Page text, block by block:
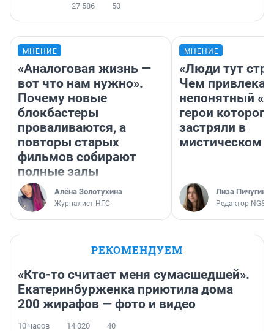
27 586 50
МНЕНИЕ
«Аналоговая жизнь —
вот что нам нужно».
Почему новые
блокбастеры
проваливаются, а
повторы старых
фильмов собирают
полные залы
Алёна Золотухина
Журналист НГС
МНЕНИЕ
«Люди тут
Чем
непонятный
герои которого
застряли в
мистическом
Лиза Пичугина
Редактор
РЕКОМЕНДУЕМ
«Кто-то считает меня сумасшедшей».
Екатеринбурженка приютила дома
200 жирафов — фото и видео
10 часов 14 020 40